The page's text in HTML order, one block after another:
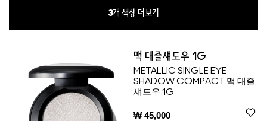
3개 색상 더보기
맥 대즐섀도우 1G
METALLIC SINGLE EYE
SHADOW COMPACT 맥 대즐
섀도우 1G
₩ 45,000